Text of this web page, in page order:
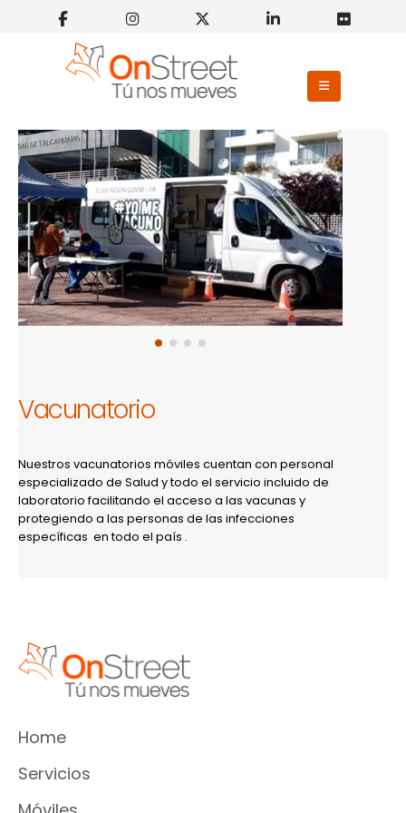
Vacunatorio
Nuestros vacunatorios móviles cuentan con personal
especializado de Salud y todo el servicio incluido de
laboratorio facilitando el acceso a las vacunas y
protegiendo a las personas de las infecciones
específicas en todo el país .
Home
Servicios